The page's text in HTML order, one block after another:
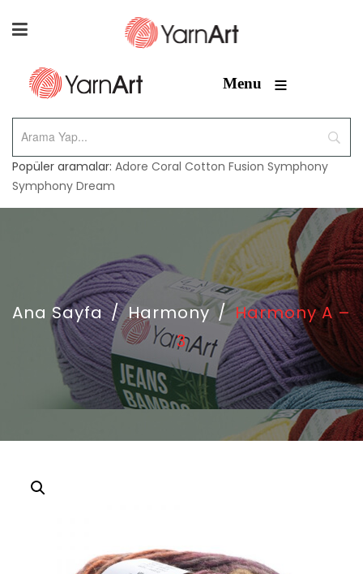
Menu ≡
Popüler aramalar: Adore Coral Cotton Fusion Symphony
Symphony Dream
Ana Sayfa / Harmony / Harmony A –
3